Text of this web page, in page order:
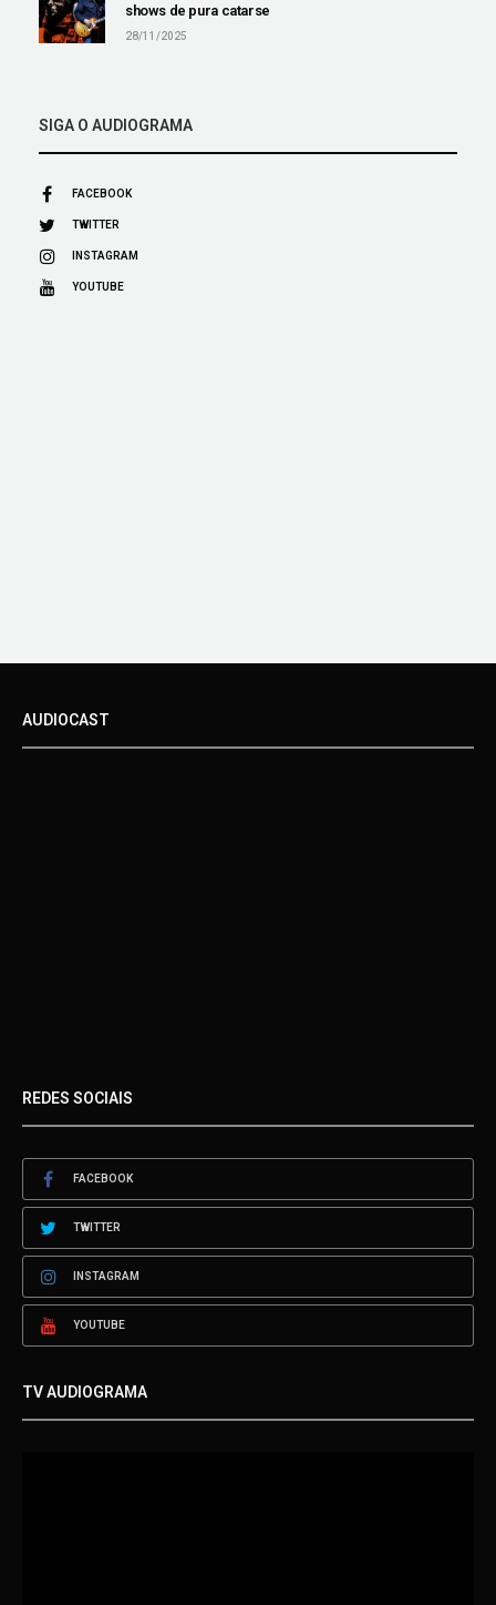
shows de pura catarse
28/11/2025
SIGA O AUDIOGRAMA
FACEBOOK
TWITTER
INSTAGRAM
YOUTUBE
AUDIOCAST
REDES SOCIAIS
FACEBOOK
TWITTER
INSTAGRAM
YOUTUBE
TV AUDIOGRAMA